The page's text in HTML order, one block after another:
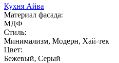
Кухня Айва
Материал фасада:
МДФ
Стиль:
Минимализм, Модерн, Хай-тек
Цвет:
Бежевый, Серый